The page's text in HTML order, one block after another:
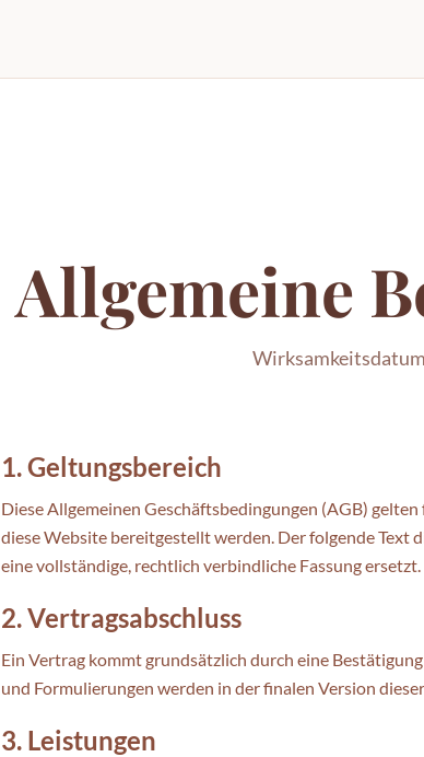
Allgemeine
1. Geltungsbereich
Diese Allgemeinen Geschäftsbedingungen (AGB)
diese Website bereitgestellt werden. Der folgende
eine vollständige, rechtlich verbindliche Fassung ersetzt.
2. Vertragsabschluss
Ein Vertrag kommt grundsätzlich durch eine
und Formulierungen werden in der finalen Version
3. Leistungen